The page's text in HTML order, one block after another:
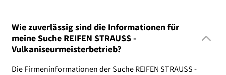
Wie zuverlässig sind die Informationen für
meine Suche REIFEN STRAUSS -
Vulkaniseurmeisterbetrieb?
Die Firmeninformationen der Suche REIFEN STRAUSS -